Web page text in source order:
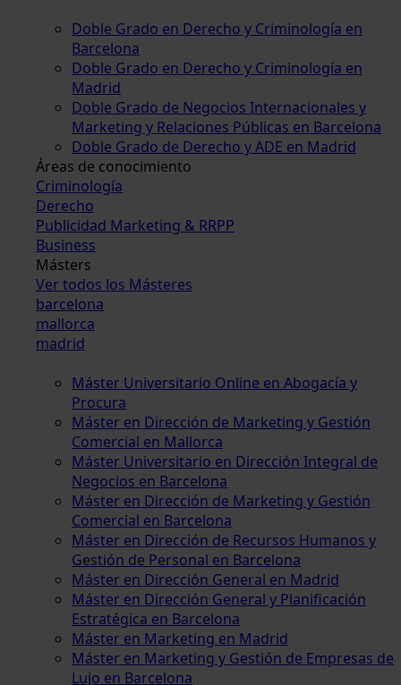
Doble Grado en Derecho y Criminología en
Barcelona
Doble Grado en Derecho y Criminología en
Madrid
Doble Grado de Negocios Internacionales y
Marketing y Relaciones Públicas en Barcelona
Doble Grado de Derecho y ADE en Madrid
Áreas de conocimiento
Criminología
Derecho
Publicidad Marketing & RRPP
Business
Másters
Ver todos los Másteres
barcelona
mallorca
madrid
Máster Universitario Online en Abogacía y
Procura
Máster en Dirección de Marketing y Gestión
Comercial en Mallorca
Máster Universitario en Dirección Integral de
Negocios en Barcelona
Máster en Dirección de Marketing y Gestión
Comercial en Barcelona
Máster en Dirección de Recursos Humanos y
Gestión de Personal en Barcelona
Máster en Dirección General en Madrid
Máster en Dirección General y Planificación
Estratégica en Barcelona
Máster en Marketing en Madrid
Máster en Marketing y Gestión de Empresas de
Lujo en Barcelona